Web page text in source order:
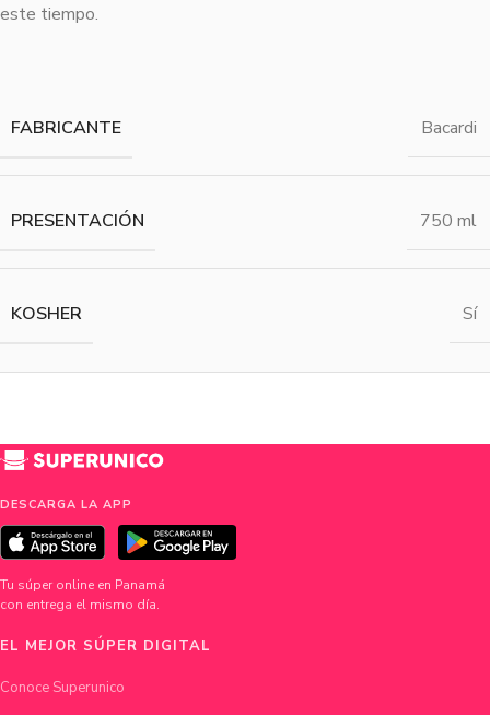
este tiempo.
FABRICANTE Bacardi
PRESENTACIÓN 750 ml
KOSHER Sí
DESCARGA LA APP
Tu súper online en Panamá
con entrega el mismo día.
EL MEJOR SÚPER DIGITAL
Conoce Superunico